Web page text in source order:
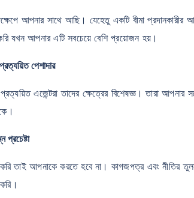
আপনার সাথে আছি। যেহেতু একটি বীমা
করি যখন আপনার এটি সবচেয়ে বেশি প্রয়োজন হয়।
পেশাদার
এজেন্টরা তাদের ক্ষেত্রের বিশেষজ্ঞ। তারা আপনার
প্রচেষ্টা
তাই আপনাকে করতে হবে না। কাগজপত্র এবং নীতির